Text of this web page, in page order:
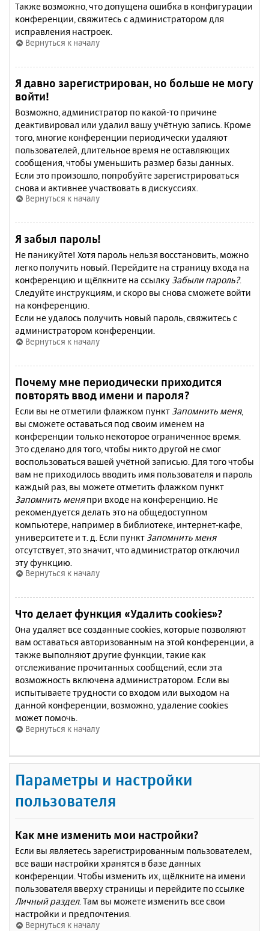
Также возможно, что допущена ошибка в конфигурации
конференции, свяжитесь с администратором для
исправления настроек.
Вернуться к началу
Я давно зарегистрирован, но больше не могу
войти!
Возможно, администратор по какой-то причине
деактивировал или удалил вашу учётную запись. Кроме
того, многие конференции периодически удаляют
пользователей, длительное время не оставляющих
сообщения, чтобы уменьшить размер базы данных.
Если это произошло, попробуйте зарегистрироваться
снова и активнее участвовать в дискуссиях.
Вернуться к началу
Я забыл пароль!
Не паникуйте! Хотя пароль нельзя восстановить, можно
легко получить новый. Перейдите на страницу входа на
конференцию и щёлкните на ссылку Забыли пароль?.
Следуйте инструкциям, и скоро вы снова сможете войти
на конференцию.
Если не удалось получить новый пароль, свяжитесь с
администратором конференции.
Вернуться к началу
Почему мне периодически приходится
повторять ввод имени и пароля?
Если вы не отметили флажком пункт Запомнить меня,
вы сможете оставаться под своим именем на
конференции только некоторое ограниченное время.
Это сделано для того, чтобы никто другой не смог
воспользоваться вашей учётной записью. Для того чтобы
вам не приходилось вводить имя пользователя и пароль
каждый раз, вы можете отметить флажком пункт
Запомнить меняпри входе на конференцию. Не
рекомендуется делать это на общедоступном
компьютере, например в библиотеке, интернет-кафе,
университете и т. д. Если пункт Запомнить меня
отсутствует, это значит, что администратор отключил
эту функцию.
Вернуться к началу
Что делает функция «Удалить cookies»?
Она удаляет все созданные cookies, которые позволяют
вам оставаться авторизованным на этой конференции, а
также выполняют другие функции, такие как
отслеживание прочитанных сообщений, если эта
возможность включена администратором. Если вы
испытываете трудности со входом или выходом на
данной конференции, возможно, удаление cookies
может помочь.
Вернуться к началу
Параметры и настройки
пользователя
Как мне изменить мои настройки?
Если вы являетесь зарегистрированным пользователем,
все ваши настройки хранятся в базе данных
конференции. Чтобы изменить их, щёлкните на имени
пользователя вверху страницы и перейдите по ссылке
Личный раздел. Там вы можете изменить все свои
настройки и предпочтения.
Вернуться к началу